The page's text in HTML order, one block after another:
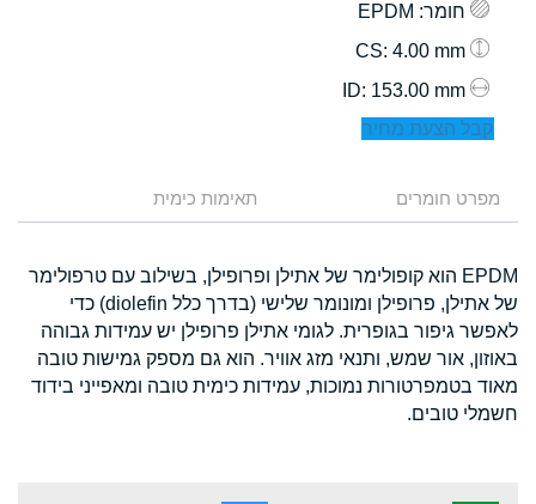
חומר: EPDM
: 4.00 mm
: 153.00 mm
קבל הצעת מחיר
מפרט חומרים תאימות כימית
EPDM הוא קופולימר של אתילן ופרופילן, בשילוב עם טרפולימר
של אתילן, פרופילן ומונומר שלישי (בדרך כלל diolefin) כדי
לאפשר גיפור בגופרית. לגומי אתילן פרופילן יש עמידות גבוהה
באוזון, אור שמש, ותנאי מזג אוויר. הוא גם מספק גמישות טובה
מאוד בטמפרטורות נמוכות, עמידות כימית טובה ומאפייני בידוד
חשמלי טובים.